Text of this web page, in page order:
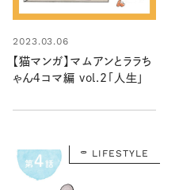
2023.03.06
【猫マンガ】マムアンとララち
ゃん４コマ編 vol.2「人生」
LIFESTYLE